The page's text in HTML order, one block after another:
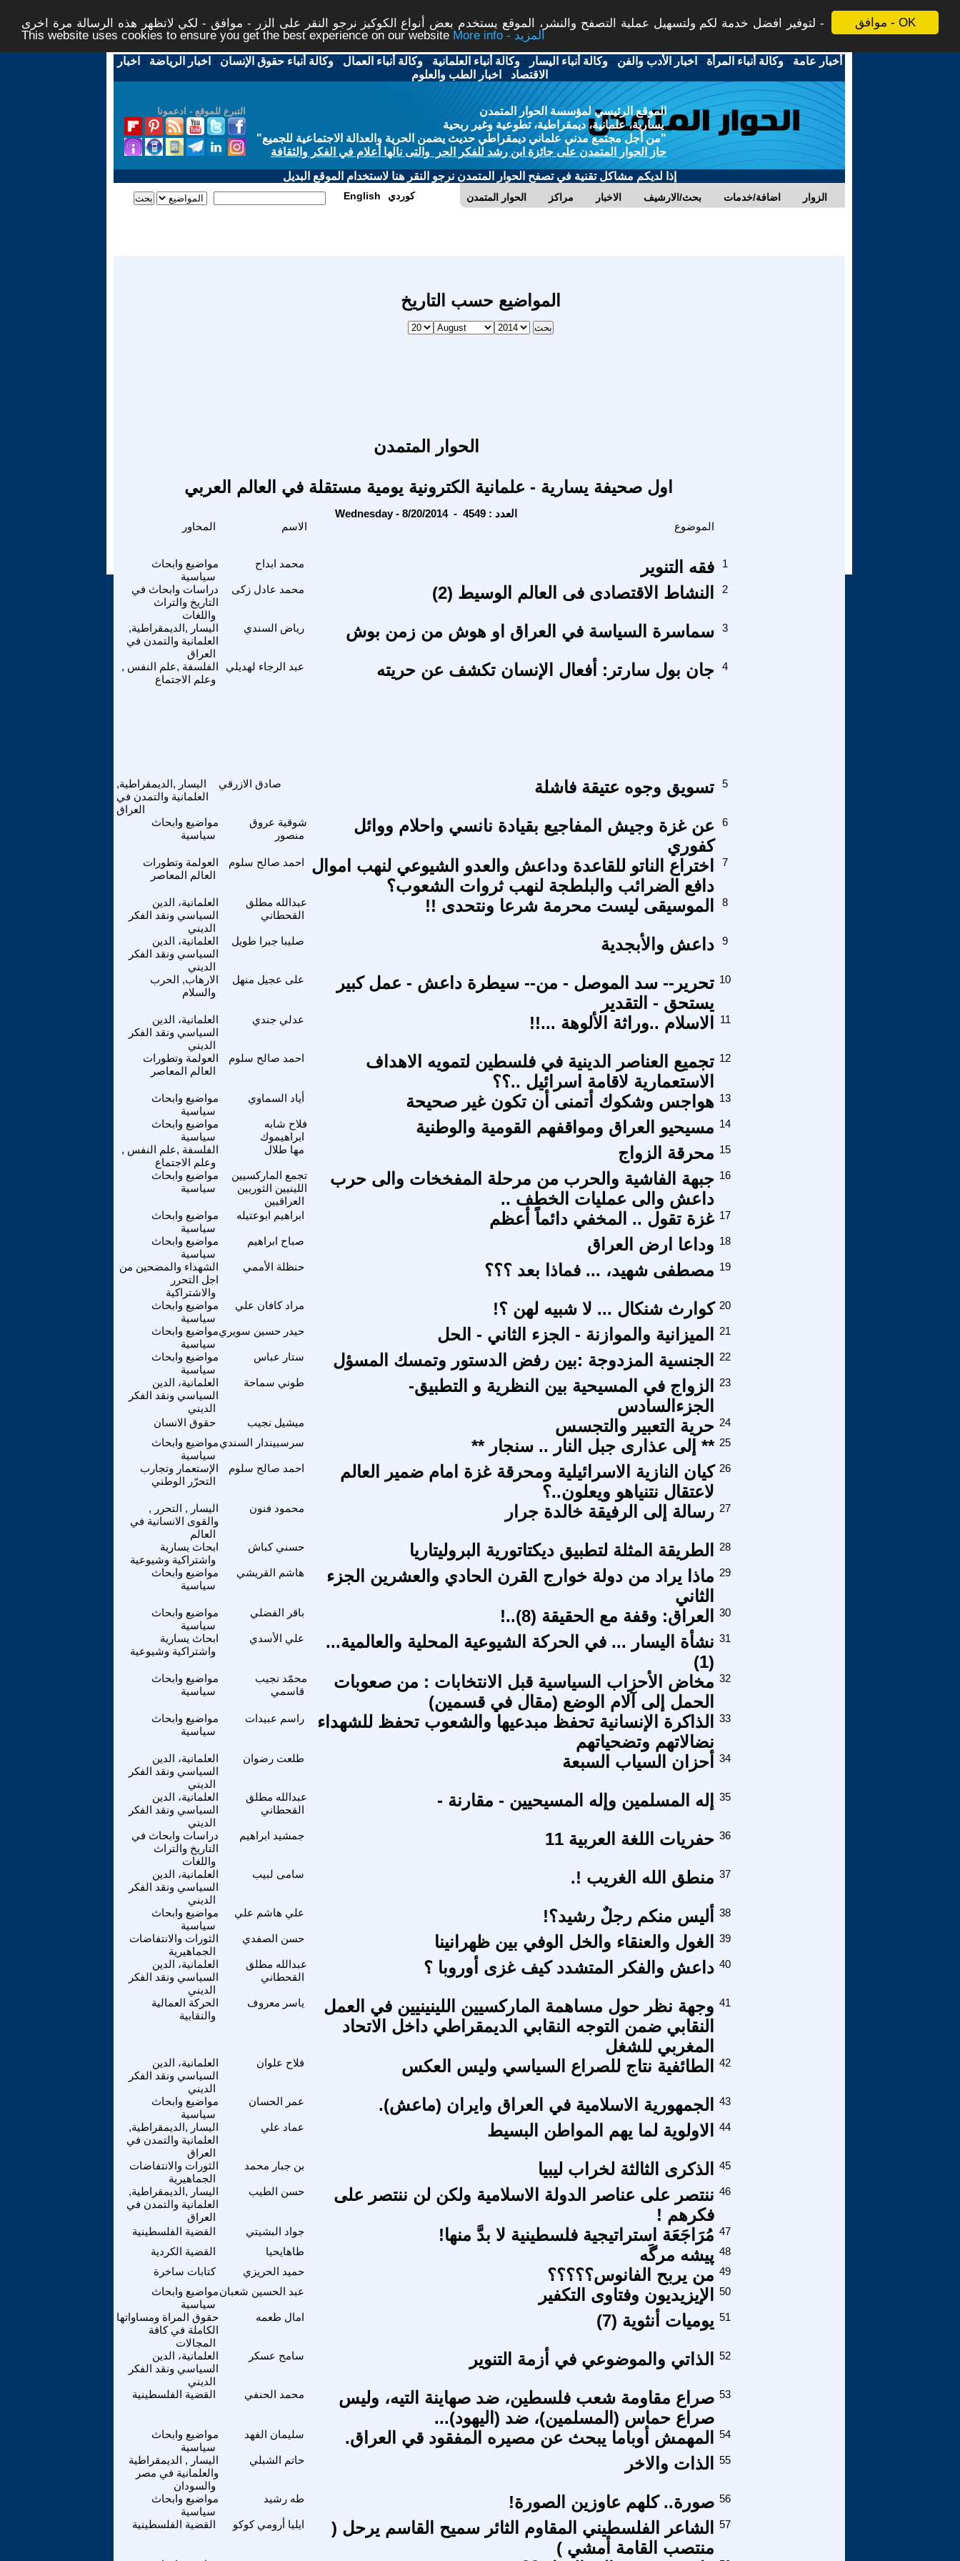
موافق - OK
لتوفير افضل خدمة لكم ولتسهيل عملية التصفح والنشر، الموقع يستخدم بعض أنواع الكوكيز نرجو النقر على الزر - موافق - لكي لاتظهر هذه الرسالة مرة اخرى -
This website uses cookies to ensure you get the best experience on our website
More info - المزيد
أخبار عامة -وكالة أنباء المرأة - اخبار الأدب والفن -وكالة أنباء اليسار -وكالة أنباء العلمانية -وكالة أنباء العمال -وكالة أنباء حقوق الإنسان - اخبار الرياضة - اخبار
الاقتصاد - اخبار الطب والعلوم
التبرع للموقع - ادعمونا
الموقع الرئيسي لمؤسسة الحوار المتمدن
يسارية، علمانية، ديمقراطية، تطوعية وغير ربحية
"من أجل مجتمع مدني علماني ديمقراطي حديث يضمن الحرية والعدالة الاجتماعية للجميع"
حاز الحوار المتمدن على جائزة ابن رشد للفكر الحر والتى نالها أعلام في الفكر والثقافة
إذا لديكم مشاكل تقنية في تصفح الحوار المتمدن نرجو النقر هنا لاستخدام الموقع البديل
الحوار المتمدن مراكز الاخبار بحث/الارشيف اضافة/خدمات الزوار English كوردي
المواضيع حسب التاريخ
الحوار المتمدن
اول صحيفة يسارية - علمانية الكترونية يومية مستقلة في العالم العربي
Wednesday - 8/20/2014 - العدد : 4549
الاسم الموضوع
مواضيع وابحاث
سياسية
محمد ابداح فقه التنوير 1
دراسات وابحاث في
التاريخ والتراث
واللغات
محمد عادل زكى النشاط الاقتصادى فى العالم الوسيط (2) 2
اليسار ,الديمقراطية,
العلمانية والتمدن في
العراق
رياض السندي سماسرة السياسة في العراق او هوش من زمن بوش 3
الفلسفة ,علم النفس ,
وعلم الاجتماع
عبد الرجاء لهديلي جان بول سارتر: أفعال الإنسان تكشف عن حريته 4
اليسار ,الديمقراطية,
العلمانية والتمدن في
العراق
صادق الازرقي تسويق وجوه عتيقة فاشلة 5
مواضيع وابحاث
سياسية
شوقية عروق
منصور
عن غزة وجيش المفاجيع بقيادة نانسي واحلام ووائل
كفوري
6
العولمة وتطورات
العالم المعاصر
احمد صالح سلوم
اختراع الناتو للقاعدة وداعش والعدو الشيوعي لنهب اموال
دافع الضرائب والبلطجة لنهب ثروات الشعوب؟
7
العلمانية، الدين
السياسي ونقد الفكر
الديني
عبدالله مطلق
القحطاني
الموسيقى ليست محرمة شرعا ونتحدى !! 8
العلمانية، الدين
السياسي ونقد الفكر
الديني
صليبا جبرا طويل داعش والأبجدية 9
الارهاب, الحرب
والسلام
على عجيل منهل
تحرير-- سد الموصل - من-- سيطرة داعش - عمل كبير
يستحق - التقدير
10
العلمانية، الدين
السياسي ونقد الفكر
الديني
عدلي جندي الاسلام ..وراثة الألوهة ...!! 11
العولمة وتطورات
العالم المعاصر
احمد صالح سلوم
تجميع العناصر الدينية في فلسطين لتمويه الاهداف
الاستعمارية لاقامة اسرائيل ..؟؟
12
مواضيع وابحاث
سياسية
أياد السماوي هواجس وشكوك أتمنى أن تكون غير صحيحة 13
مواضيع وابحاث
سياسية
فلاح شابه
ابراهيموك
مسيحيو العراق ومواقفهم القومية والوطنية 14
الفلسفة ,علم النفس ,
وعلم الاجتماع
مها طلال محرقة الزواج 15
مواضيع وابحاث
سياسية
تجمع الماركسيين
اللينيين الثوريين
العراقيين
جبهة الفاشية والحرب من مرحلة المفخخات والى حرب
داعش والى عمليات الخطف ..
16
مواضيع وابحاث
سياسية
ابراهيم ابوعتيله غزة تقول .. المخفي دائماً أعظم 17
مواضيع وابحاث
سياسية
صباح ابراهيم وداعا ارض العراق 18
الشهداء والمضحين من
اجل التحرر
والاشتراكية
حنظلة الأممي مصطفى شهيد، ... فماذا بعد ؟؟؟ 19
مواضيع وابحاث
سياسية
مراد كافان علي كوارث شنكال ... لا شبيه لهن ؟! 20
مواضيع وابحاث
سياسية
حيدر حسين سويري الميزانية والموازنة - الجزء الثاني - الحل 21
مواضيع وابحاث
سياسية
ستار عباس الجنسية المزدوجة :بين رفض الدستور وتمسك المسؤل 22
العلمانية، الدين
السياسي ونقد الفكر
الديني
طوني سماحة
الزواج في المسيحية بين النظرية و التطبيق-
الجزءالسادس
23
حقوق الانسان ميشيل نجيب حرية التعبير والتجسس 24
مواضيع وابحاث
سياسية
سرسبيندار السندي ** إلى عذارى جبل النار .. سنجار ** 25
الإستعمار وتجارب
التحرّر الوطني
احمد صالح سلوم
كيان النازية الاسرائيلية ومحرقة غزة امام ضمير العالم
لاعتقال نتنياهو ويعلون..؟
26
اليسار , التحرر ,
والقوى الانسانية في
العالم
محمود فنون رسالة إلى الرفيقة خالدة جرار 27
ابحاث يسارية
واشتراكية وشيوعية
حسني كباش الطريقة المثلة لتطبيق ديكتاتورية البروليتاريا 28
مواضيع وابحاث
سياسية
هاشم القريشي
ماذا يراد من دولة خوارج القرن الحادي والعشرين الجزء
الثاني
29
مواضيع وابحاث
سياسية
باقر الفضلي العراق: وقفة مع الحقيقة (8)..! 30
ابحاث يسارية
واشتراكية وشيوعية
علي الأسدي
نشأة اليسار ... في الحركة الشيوعية المحلية والعالمية...
(1)
31
مواضيع وابحاث
سياسية
محمّد نجيب
قاسمي
مخاض الأحزاب السياسية قبل الانتخابات : من صعوبات
الحمل إلى آلام الوضع (مقال في قسمين)
32
مواضيع وابحاث
سياسية
راسم عبيدات
الذاكرة الإنسانية تحفظ مبدعيها والشعوب تحفظ للشهداء
نضالاتهم وتضحياتهم
33
العلمانية، الدين
السياسي ونقد الفكر
الديني
طلعت رضوان أحزان السياب السبعة 34
العلمانية، الدين
السياسي ونقد الفكر
الديني
عبدالله مطلق
القحطاني
إله المسلمين وإله المسيحيين - مقارنة - 35
دراسات وابحاث في
التاريخ والتراث
واللغات
جمشيد ابراهيم حفريات اللغة العربية 11 36
العلمانية، الدين
السياسي ونقد الفكر
الديني
سامى لبيب منطق الله الغريب !. 37
مواضيع وابحاث
سياسية
علي هاشم علي أليس منكم رجلٌ رشيد؟! 38
الثورات والانتفاضات
الجماهيرية
حسن الصفدي الغول والعنقاء والخل الوفي بين ظهرانينا 39
العلمانية، الدين
السياسي ونقد الفكر
الديني
عبدالله مطلق
القحطاني
داعش والفكر المتشدد كيف غزى أوروبا ؟ 40
الحركة العمالية
والنقابية
ياسر معروف
وجهة نظر حول مساهمة الماركسيين اللينينيين في العمل
النقابي ضمن التوجه النقابي الديمقراطي داخل الاتحاد
المغربي للشغل
41
العلمانية، الدين
السياسي ونقد الفكر
الديني
فلاح علوان الطائفية نتاج للصراع السياسي وليس العكس 42
مواضيع وابحاث
سياسية
عمر الحسان الجمهورية الاسلامية في العراق وايران (ماعش). 43
اليسار ,الديمقراطية,
العلمانية والتمدن في
العراق
عماد علي الاولوية لما يهم المواطن البسيط 44
الثورات والانتفاضات
الجماهيرية
بن جبار محمد الذكرى الثالثة لخراب ليبيا 45
اليسار ,الديمقراطية,
العلمانية والتمدن في
العراق
حسن الطيب
ننتصر على عناصر الدولة الاسلامية ولكن لن ننتصر على
فكرهم !
46
القضية الفلسطينية جواد البشيتي مُرَاجَعَة استراتيجية فلسطينية لا بدَّ منها! 47
القضية الكردية
طاهايحيا پيشه مرگَه 48
كتابات ساخرة
حميد الحريزي من يربح الفانوس؟؟؟؟؟ 49
مواضيع وابحاث
سياسية
عبد الحسين شعبان الإيزيديون وفتاوى التكفير 50
حقوق المراة ومساواتها
الكاملة في كافة
المجالات
امال طعمه يوميات أنثوية (7) 51
العلمانية، الدين
السياسي ونقد الفكر
الديني
سامح عسكر الذاتي والموضوعي في أزمة التنوير 52
القضية الفلسطينية محمد الحنفي
صراع مقاومة شعب فلسطين، ضد صهاينة التيه، وليس
صراع حماس (المسلمين)، ضد (اليهود)...
53
مواضيع وابحاث
سياسية
سليمان الفهد المهمش أوباما يبحث عن مصيره المفقود قي العراق. 54
اليسار , الديمقراطية
والعلمانية في مصر
والسودان
حاتم الشبلي الذات والاخر 55
مواضيع وابحاث
سياسية
طه رشيد صورة.. كلهم عاوزين الصورة! 56
القضية الفلسطينية ايليا أرومي كوكو
الشاعر الفلسطيني المقاوم الثائر سميح القاسم يرحل (
منتصب القامة أمشي )
57